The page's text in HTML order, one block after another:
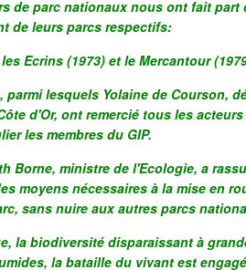
de parc nationaux nous ont fait part
de leurs parcs respectifs:
Ecrins (1973) et le Mercantour
lesquels Yolaine de Courson,
d'Or, ont remercié tous les
les membres du GIP.
Borne, ministre de l'Ecologie, a
moyens nécessaires à la mise en
sans nuire aux autres parcs
la biodiversité disparaissant à
la bataille du vivant est